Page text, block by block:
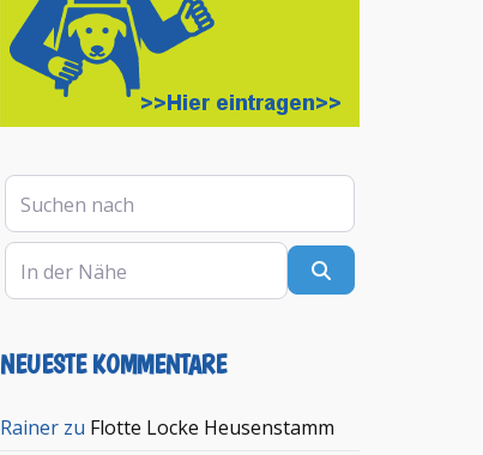
Suchen nach
In der Nähe
NEUESTE KOMMENTARE
Rainer zu Flotte Locke Heusenstamm